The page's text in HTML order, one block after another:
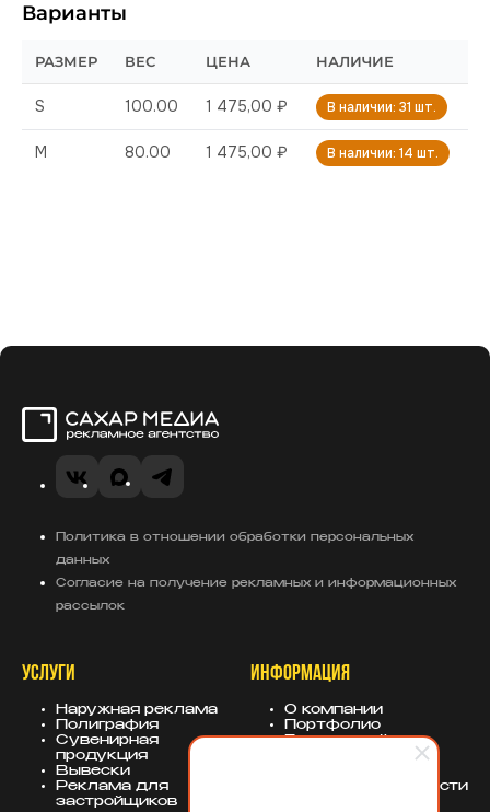
Варианты
РАЗМЕР ВЕС ЦЕНА НАЛИЧИЕ
S 100.00 1 475,00 ₽ В наличии: 31 шт.
M 80.00 1 475,00 ₽ В наличии: 14 шт.
VK MAXTelegram
Политика в отношении обработки персональных
данных
Согласие на получение рекламных и информационных
рассылок
УСЛУГИ
Наружная реклама
Полиграфия
Сувенирная
продукция
Вывески
Реклама для
застройщиков
ИНФОРМАЦИЯ
О компании
Портфолио
База знаний
конфиденциальности